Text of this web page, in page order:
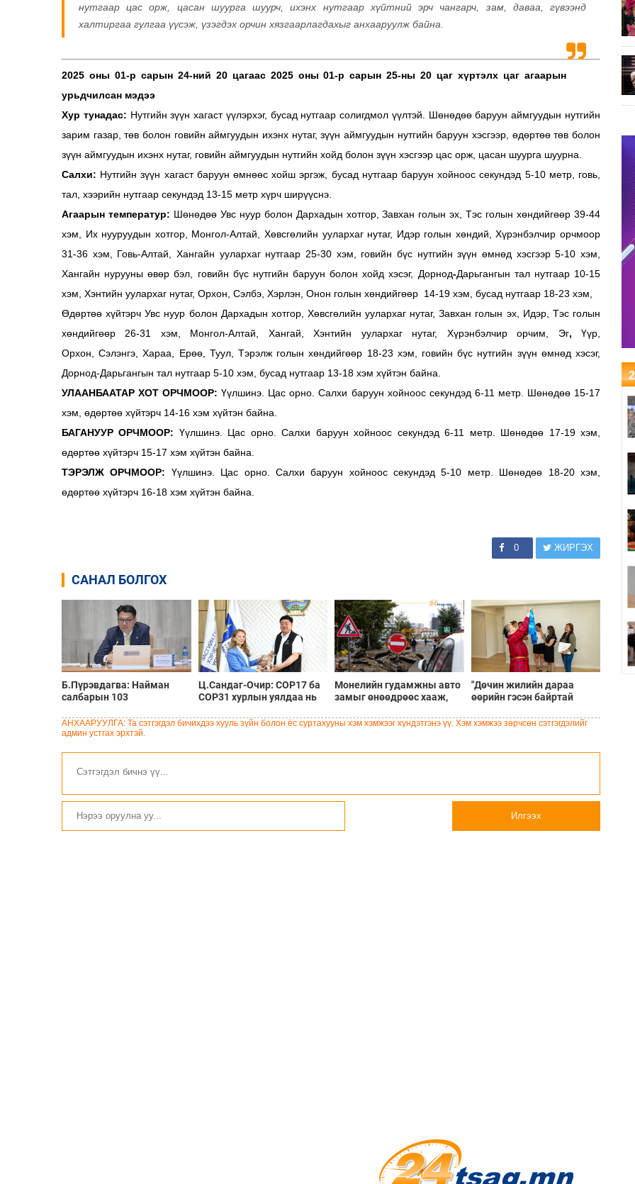
нутгаар цас орж, цасан шуурга шуурч, ихэнх нутгаар хүйтний эрч чангарч, зам, даваа, гүвээнд
халтиргаа гулгаа үүсэж, үзэгдэх орчин хязгаарлагдахыг анхааруулж байна.
2025 оны 01-р сарын 24-ний 20 цагаас 2025 оны 01-р сарын25-ны 20 цаг хүртэлх цаг агаарын
урьдчилсан мэдээ
Хур тунадас: Нутгийн зүүн хагаст үүлэрхэг, бусад нутгаар солигдмол үүлтэй. Шөнөдөө баруун аймгуудын нутгийн
зарим газар, төв болон говийн аймгуудын ихэнх нутаг, зүүн аймгуудын нутгийн баруун хэсгээр, өдөртөө төв болон
зүүн аймгуудын ихэнх нутаг, говийн аймгуудын нутгийн хойд болон зүүн хэсгээр цас орж, цасан шуурга шуурна.
Салхи: Нутгийн зүүн хагаст баруун өмнөөс хойш эргэж, бусад нутгаар баруун хойноос секундэд 5-10 метр, говь,
тал, хээрийн нутгаар секундэд 13-15 метр хүрч ширүүснэ.
Агаарын температур: Шөнөдөө Увс нуур болон Дархадын хотгор, Завхан голын эх, Тэс голын хөндийгөөр 39-44
хэм, Их нууруудын хотгор, Монгол-Алтай, Хөвсгөлийн уулархаг нутаг, Идэр голын хөндий, Хүрэнбэлчир орчмоор
31-36 хэм, Говь-Алтай, Хангайн уулархаг нутгаар 25-30 хэм, говийн бүс нутгийн зүүн өмнөд хэсгээр 5-10 хэм,
Хангайн нурууны өвөр бэл, говийн бүс нутгийн баруун болон хойд хэсэг, Дорнод-Дарьгангын тал нутгаар 10-15
хэм, Хэнтийн уулархаг нутаг, Орхон, Сэлбэ, Хэрлэн, Онон голын хөндийгөөр 14-19 хэм, бусад нутгаар 18-23 хэм,
Өдөртөө хүйтэрч Увс нуур болон Дархадын хотгор, Хөвсгөлийн уулархаг нутаг, Завхан голын эх, Идэр, Тэс голын
хөндийгөөр 26-31 хэм, Монгол-Алтай, Хангай, Хэнтийн уулархаг нутаг, Хүрэнбэлчир орчим, Эг, Үүр,
Орхон, Сэлэнгэ, Хараа, Ерөө, Туул, Тэрэлж голын хөндийгөөр 18-23 хэм, говийн бүс нутгийн зүүн өмнөд хэсэг,
Дорнод-Дарьгангын тал нутгаар 5-10 хэм, бусад нутгаар 13-18 хэм хүйтэн байна.
УЛААНБААТАР ХОТ ОРЧМООР: Үүлшинэ. Цас орно. Салхи баруун хойноос секундэд 6-11 метр. Шөнөдөө 15-17
хэм, өдөртөө хүйтэрч 14-16 хэм хүйтэн байна.
БАГАНУУР ОРЧМООР: Үүлшинэ. Цас орно. Салхи баруун хойноос секундэд 6-11 метр. Шөнөдөө 17-19 хэм,
өдөртөө хүйтэрч 15-17 хэм хүйтэн байна.
ТЭРЭЛЖ ОРЧМООР: Үүлшинэ. Цас орно. Салхи баруун хойноос секундэд 5-10 метр. Шөнөдөө 18-20 хэм,
өдөртөө хүйтэрч 16-18 хэм хүйтэн байна.
0 ЖИРГЭХ
САНАЛ БОЛГОХ
Б.Пүрэвдагва: Найман
салбарын 103
цуцалснаар бизнес
эрхлэхэд таатай нөхцөл
Ц.Сандаг-Очир: COP17 ба
COP31 хурлын уялдаа нь
конвенцын нэгдсэн
Монелийн гудамжны авто
замыг өнөөдрөөс хааж,
"Дөчин жилийн дараа
өөрийн гэсэн байртай
АНХААРУУЛГА: Та сэтгэгдэл бичихдээ хууль зүйн болон ёс суртахууны хэм хэмжээг хүндэтгэнэ үү. Хэм хэмжээ зөрчсөн сэтгэгдэлийг
админ устгах эрхтэй.
Илгээх